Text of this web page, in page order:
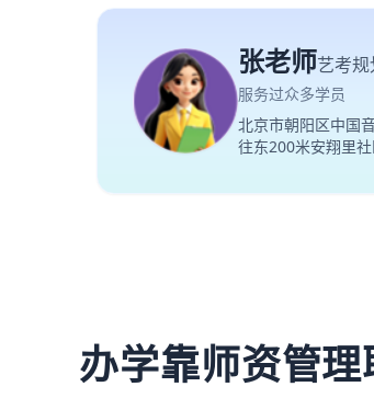
张老师艺考
服务过众多学员
北京市朝阳区中国
往东200米安翔里社
办学靠师资管理